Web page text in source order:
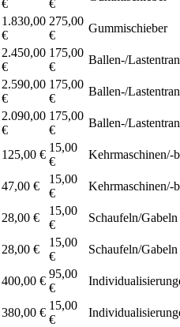
€
€
1.830,00
€
275,00
€
Gummischieber
2.450,00
€
175,00
€
Ballen-/
2.590,00
€
175,00
€
Ballen-/
2.090,00
€
175,00
€
Ballen-/
125,00 €
15,00
€
Kehrmaschinen/-
47,00 €
15,00
€
Kehrmaschinen/-
28,00 €
15,00
€
Schaufeln/Gabeln
28,00 €
15,00
€
Schaufeln/Gabeln
400,00 €
95,00
€
380,00 €
15,00
€